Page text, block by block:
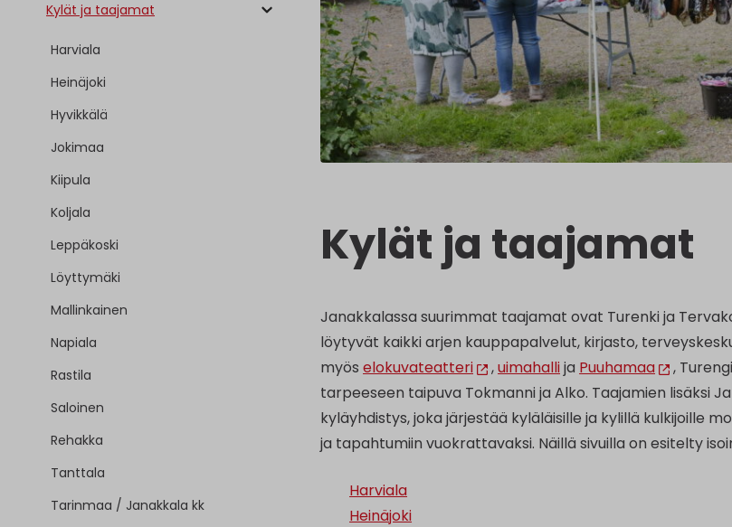
Kylät ja taajamat
Harviala
Heinäjoki
Hyvikkälä
Jokimaa
Kiipula
Koljala
Leppäkoski
Löyttymäki
Mallinkainen
Napiala
Rastila
Saloinen
Rehakka
Tanttala
Tarinmaa / Janakkala kk
Kylät ja taajamat
Janakkalassa suurimmat taajamat ovat Turenki ja
löytyvät kaikki arjen kauppapalvelut, kirjasto,
myöselokuvateatteri ,uimahallija Puuhamaa
,
tarpeeseen taipuva Tokmanni ja Alko. Taajamien lisäksi
kyläyhdistys, joka järjestää kyläläisille ja kylillä kulkijoille
ja tapahtumiin vuokrattavaksi. Näillä sivuilla on esitelty
Harviala
Heinäjoki